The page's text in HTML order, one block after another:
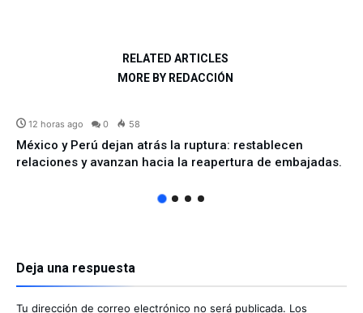
RELATED ARTICLES
MORE BY REDACCIÓN
12 horas ago 0 58
México y Perú dejan atrás la ruptura: restablecen
relaciones y avanzan hacia la reapertura de embajadas.
Deja una respuesta
Tu dirección de correo electrónico no será publicada. Los